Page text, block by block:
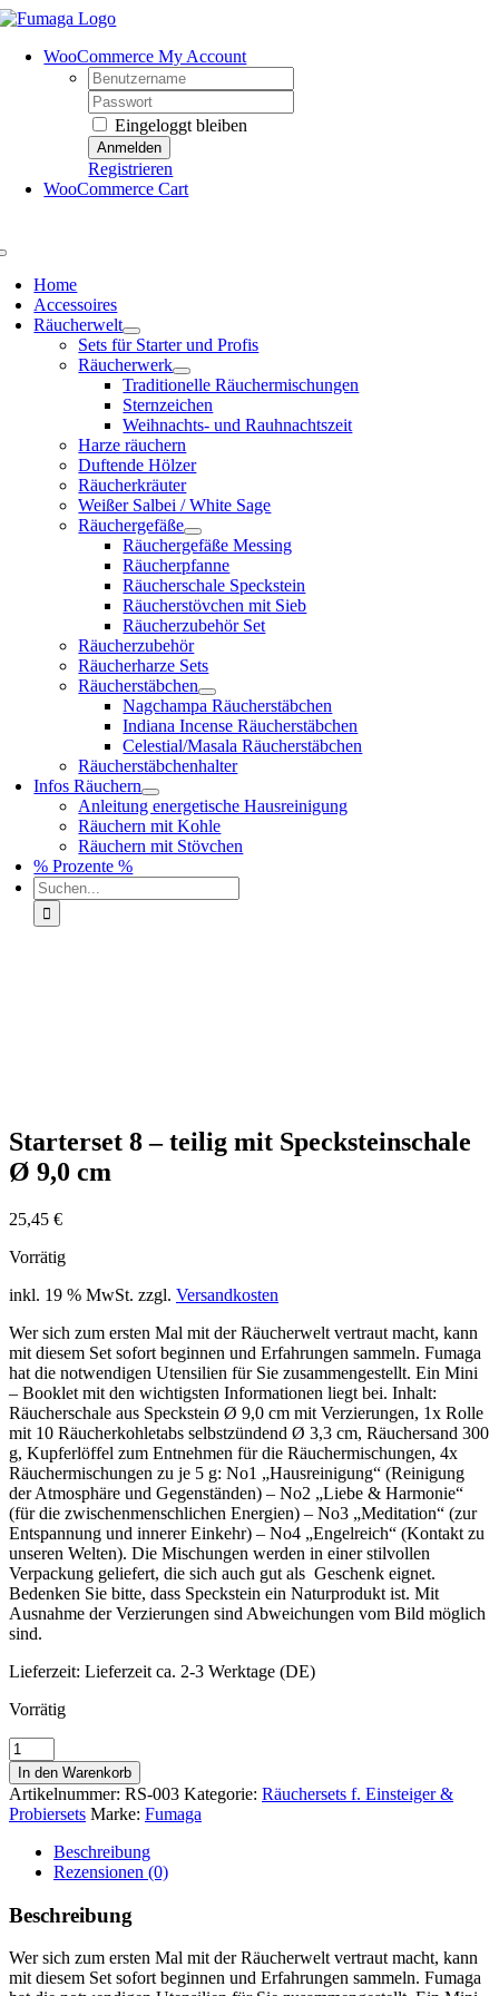
Skip
contentWooCommerce My Account
Username:
Password:
Eingeloggt bleiben
Registrieren
WooCommerce Cart
Home
Accessoires
Räucherwelt
Sets für Starter und Profis
Räucherwerk
Traditionelle Räuchermischungen
Sternzeichen
Weihnachts- und Rauhnachtszeit
Harze räuchern
Duftende Hölzer
Räucherkräuter
Weißer Salbei / White Sage
Räuchergefäße
Räuchergefäße Messing
Räucherpfanne
Räucherschale Speckstein
Räucherstövchen mit Sieb
Räucherzubehör Set
Räucherzubehör
Räucherharze Sets
Räucherstäbchen
Nagchampa Räucherstäbchen
Indiana Incense Räucherstäbchen
Celestial/Masala Räucherstäbchen
Räucherstäbchenhalter
Infos Räuchern
Anleitung energetische Hausreinigung
Räuchern mit Kohle
Räuchern mit Stövchen
% Prozente %
Suche
nach:
Starterset 8 – teilig mit Specksteinschale
Ø 9,0 cm
25,45 €
Vorrätig
inkl. 19 % MwSt. zzgl. Versandkosten
Wer sich zum ersten Mal mit der Räucherwelt vertraut macht, kann
mit diesem Set sofort beginnen und Erfahrungen sammeln. Fumaga
hat die notwendigen Utensilien für Sie zusammengestellt. Ein Mini
– Booklet mit den wichtigsten Informationen liegt bei. Inhalt:
Räucherschale aus Speckstein Ø 9,0 cm mit Verzierungen, 1x Rolle
mit 10 Räucherkohletabs selbstzündend Ø 3,3 cm, Räuchersand 300
g, Kupferlöffel zum Entnehmen für die Räuchermischungen, 4x
Räuchermischungen zu je 5 g: No1 „Hausreinigung“ (Reinigung
der Atmosphäre und Gegenständen) – No2 „Liebe & Harmonie“
(für die zwischenmenschlichen Energien) – No3 „Meditation“ (zur
Entspannung und innerer Einkehr) – No4 „Engelreich“ (Kontakt zu
unseren Welten). Die Mischungen werden in einer stilvollen
Verpackung geliefert, die sich auch gut als Geschenk eignet.
Bedenken Sie bitte, dass Speckstein ein Naturprodukt ist. Mit
Ausnahme der Verzierungen sind Abweichungen vom Bild möglich
sind.
Lieferzeit: Lieferzeit ca. 2-3 Werktage (DE)
Vorrätig
Starterset
8
–
teilig
mit
Specksteinschale
Ø 9,0
Menge
In den Warenkorb
Artikelnummer: RS-003 Kategorie: Räuchersets f. Einsteiger &
Probiersets Marke: Fumaga
Beschreibung
Rezensionen (0)
Beschreibung
Wer sich zum ersten Mal mit der Räucherwelt vertraut macht, kann
mit diesem Set sofort beginnen und Erfahrungen sammeln. Fumaga